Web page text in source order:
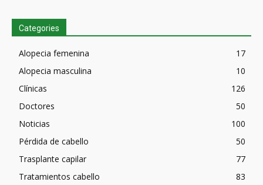
Categories
Alopecia femenina
17
Alopecia masculina
10
Clínicas
126
Doctores
50
Noticias
100
Pérdida de cabello
50
Trasplante capilar
77
Tratamientos cabello
83